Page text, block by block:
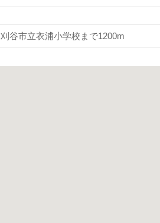
刈谷市立衣浦小学校まで1200m